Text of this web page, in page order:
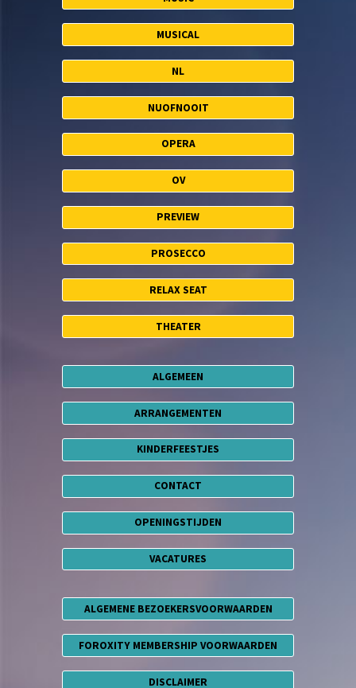
MUSICAL
NL
NUOFNOOIT
OPERA
OV
PREVIEW
PROSECCO
RELAX SEAT
THEATER
ALGEMEEN
ARRANGEMENTEN
KINDERFEESTJES
CONTACT
OPENINGSTIJDEN
VACATURES
ALGEMENE BEZOEKERSVOORWAARDEN
FOROXITY MEMBERSHIP VOORWAARDEN
DISCLAIMER